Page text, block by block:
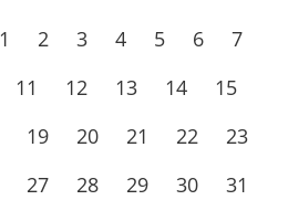
1 2 3 4 5 6
7
11 12 13 14
15
19 20 21 22
23
27 28 29 30
31